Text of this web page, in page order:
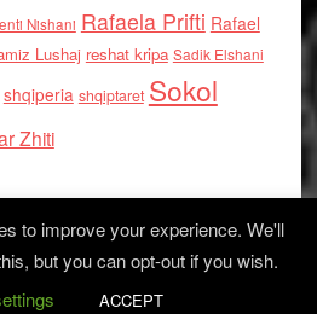
Nishani Rafaela Prifti Rafael
Lushaj reshat kripa Sadik Elshani
shqiperia shqiptaret Sokol
Zhiti
Log in
to improve your experience. We'll
but you can opt-out if you wish.
ACCEPT